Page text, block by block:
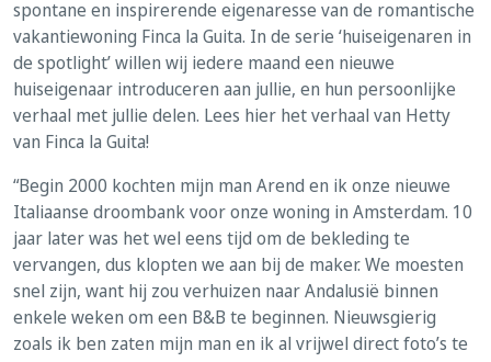
spontane en inspirerende eigenaresse van de romantische
vakantiewoning Finca la Guita. In de serie ‘huiseigenaren in
de spotlight’ willen wij iedere maand een nieuwe
huiseigenaar introduceren aan jullie, en hun persoonlijke
verhaal met jullie delen. Lees hier het verhaal van Hetty
van Finca la Guita!
“Begin 2000 kochten mijn man Arend en ik onze nieuwe
Italiaanse droombank voor onze woning in Amsterdam. 10
jaar later was het wel eens tijd om de bekleding te
vervangen, dus klopten we aan bij de maker. We moesten
snel zijn, want hij zou verhuizen naar Andalusië binnen
enkele weken om een B&B te beginnen. Nieuwsgierig
zoals ik ben zaten mijn man en ik al vrijwel direct foto’s te